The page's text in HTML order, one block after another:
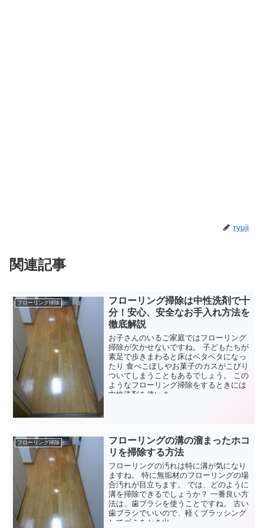
ryuji
関連記事
フローリング掃除
フローリング掃除は中性洗剤で十
分！安心、安全なお手入れ方法を
徹底解説
お子さんのいるご家庭ではフローリング
掃除が欠かせないですね。 子どもたちが
素足で歩きまわると床はベタベタになっ
たり 食べこぼしやお菓子のカスがこびり
ついてしまうこともあるでしょう。 この
ようなフローリング掃除をするときには
中性洗剤を使いま...
フローリング掃除
フローリングの溝の溜まったホコ
リを掃除する方法
フローリングの汚れは特に溝が気になり
ますね。 特に無垢材のフローリングの場
合汚れが目立ちます。 では、どのように
溝を掃除できるでしょうか？ 一番良い方
法は、歯ブラシを使うことですね。 古い
歯ブラシでいいので、軽くブラッシング
してゴミをかき出...